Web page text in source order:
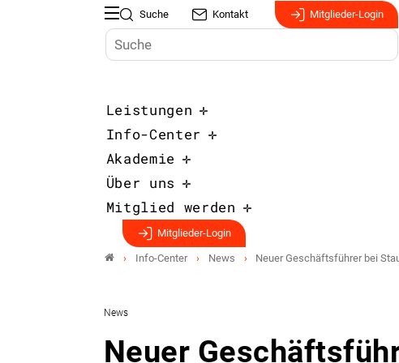
Suche Kontakt Mitglieder-Login
Leistungen
Info-Center
Akademie
Über uns
Mitglied werden
Mitglieder-Login
Info-Center News Neuer Geschäftsführer bei
News
Neuer